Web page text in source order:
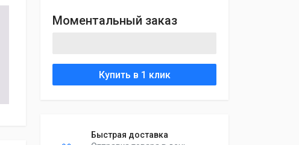
Моментальный заказ
Купить в 1 клик
Быстрая доставка